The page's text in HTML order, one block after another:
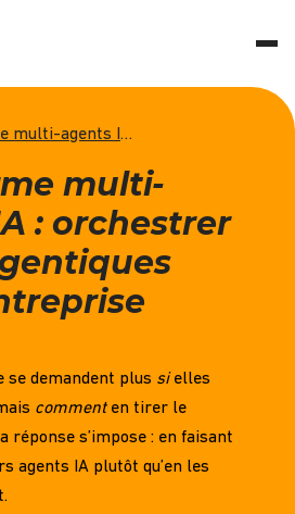
Plateforme multi-agents IA : orchestrer des IA agentiques pour l’entreprise
multi-
: orchestrer
se demandent plus sielles
commenten tirer le
réponse s’impose : en faisant
agents IA plutôt qu’en les